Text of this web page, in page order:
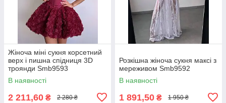
Жіноча міні сукня корсетний
верх і пишна спідниця 3D
троянди Smb9593
В наявності
2 211,60 ₴ 2 280 ₴
Розкішна жіноча сукня максі з
мереживом Smb9592
В наявності
1 891,50 ₴ 1 950 ₴